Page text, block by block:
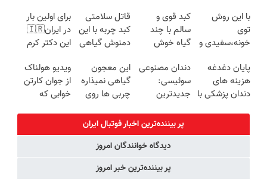
با این روش
توی
خونه،سفیدی و
برگردون
(40%off)
کبد قوی و
سالم با چند
گیاه خوش
قاتل سلامتی
کبد چربه با این
دمنوش گیاهی
برای اولین بار
در ایران🇮🇷
این دکتر کرم
روزه ساخت!
پایان دغدغه
هزینه های
دندان پزشکی با
دندان مصنوعی
سوئیسی:
جدیدترین
سبک و مقاوم |
پرداخت قسطی
این معجون
گیاهی نمیذاره
چربی ها روی
بشن55%تخفیف
ویدیو هولناک
از جوان کارتن
خوابی که
پر بیننده‌ترین اخبار فوتبال ايران
دیدگاه خوانندگان امروز
پر بیننده‌ترین خبر امروز